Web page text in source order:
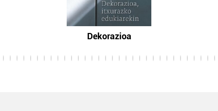
Dekorazioa